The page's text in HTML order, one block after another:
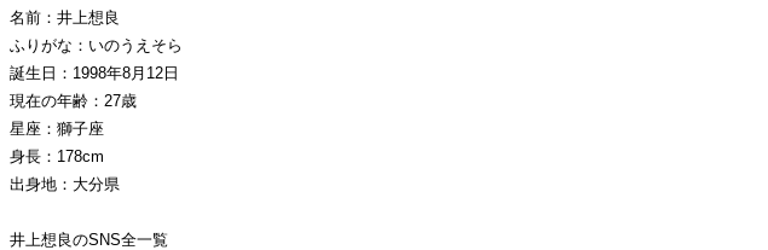
名前：井上想良
ふりがな：いのうえそら
誕生日：1998年8月12日
現在の年齢：27歳
星座：獅子座
身長：178cm
出身地：大分県
井上想良のSNS全一覧